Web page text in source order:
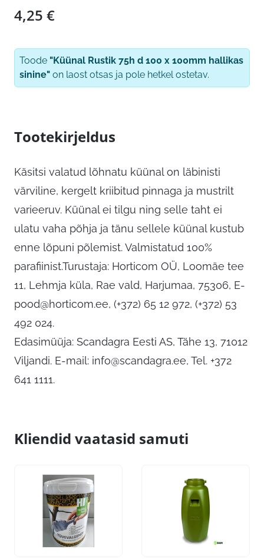
4,25 €
Toode "Küünal Rustik 75h d 100 x 100mm hallikas
sinine" on laost otsas ja pole hetkel ostetav.
Tootekirjeldus
Käsitsi valatud lõhnatu küünal on läbinisti
värviline, kergelt kriibitud pinnaga ja mustrilt
varieeruv. Küünal ei tilgu ning selle taht ei
ulatu vaha põhja ja tänu sellele küünal kustub
enne lõpuni põlemist. Valmistatud 100%
parafiinist.Turustaja: Horticom OÜ, Loomäe tee
11, Lehmja küla, Rae vald, Harjumaa, 75306, E-
pood@horticom.ee, (+372) 65 12 972, (+372) 53
492 024.
Edasimüüja: Scandagra Eesti AS, Tähe 13, 71012
Viljandi. E-mail: info@scandagra.ee, Tel. +372
641 1111.
Kliendid vaatasid samuti